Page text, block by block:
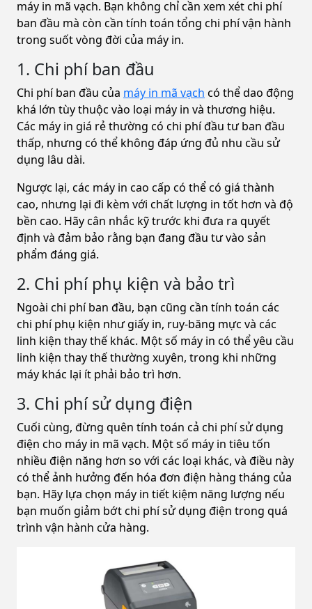
máy in mã vạch. Bạn không chỉ cần xem xét chi phí
ban đầu mà còn cần tính toán tổng chi phí vận hành
trong suốt vòng đời của máy in.
1. Chi phí ban đầu
Chi phí ban đầu của máy in mã vạch có thể dao động
khá lớn tùy thuộc vào loại máy in và thương hiệu.
Các máy in giá rẻ thường có chi phí đầu tư ban đầu
thấp, nhưng có thể không đáp ứng đủ nhu cầu sử
dụng lâu dài.
Ngược lại, các máy in cao cấp có thể có giá thành
cao, nhưng lại đi kèm với chất lượng in tốt hơn và độ
bền cao. Hãy cân nhắc kỹ trước khi đưa ra quyết
định và đảm bảo rằng bạn đang đầu tư vào sản
phẩm đáng giá.
2. Chi phí phụ kiện và bảo trì
Ngoài chi phí ban đầu, bạn cũng cần tính toán các
chi phí phụ kiện như giấy in, ruy-băng mực và các
linh kiện thay thế khác. Một số máy in có thể yêu cầu
linh kiện thay thế thường xuyên, trong khi những
máy khác lại ít phải bảo trì hơn.
3. Chi phí sử dụng điện
Cuối cùng, đừng quên tính toán cả chi phí sử dụng
điện cho máy in mã vạch. Một số máy in tiêu tốn
nhiều điện năng hơn so với các loại khác, và điều này
có thể ảnh hưởng đến hóa đơn điện hàng tháng của
bạn. Hãy lựa chọn máy in tiết kiệm năng lượng nếu
bạn muốn giảm bớt chi phí sử dụng điện trong quá
trình vận hành cửa hàng.